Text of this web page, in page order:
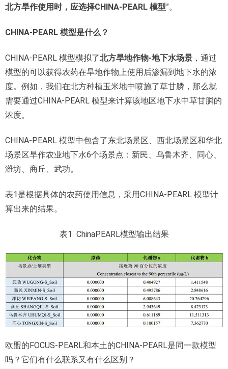
北方旱作使用时，应选择CHINA-PEARL 模型”。
CHINA-PEARL 模型是什么？
CHINA-PEARL 模型模拟了北方旱地作物-地下水场景 ，通过
模型的可以获得农药在旱地作物上使用后渗漏到地下水的浓
度。例如，我们在北方种植玉米地中喷施了草甘膦，那么就
需要通过CHINA-PEARL 模型来计算该地区地下水中草甘膦的
浓度。
CHINA-PEARL 模型中包含了东北场景区、西北场景区和华北
场景区旱作农业地下水6个场景点：新民、乌鲁木齐、同心、
潍坊、商丘、武功。
表1是根据具体的农药使用信息，采用CHINA-PEARL 模型计
算出来的结果。
表1 ChinaPEARL模型输出结果
欧盟的FOCUS-PEARL和本土的CHINA-PEARL是同一款模型
吗？它们有什么联系又有什么区别？